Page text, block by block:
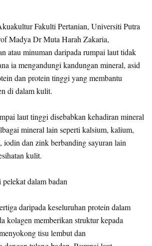
Fakulti Pertanian, Universiti Putra
Madya Dr Muta Harah Zakaria,
atau minuman daripada rumpai laut tidak
ia mengandungi kandungan mineral, asid
dan protein tinggi yang membantu
di dalam kulit.
laut tinggi disebabkan kehadiran mineral
mineral lain seperti kalsium, kalium,
iodin dan zink berbanding sayuran lain
kulit.
dalam badan
daripada keseluruhan protein dalam
kolagen memberikan struktur kepada
tisu lembut dan